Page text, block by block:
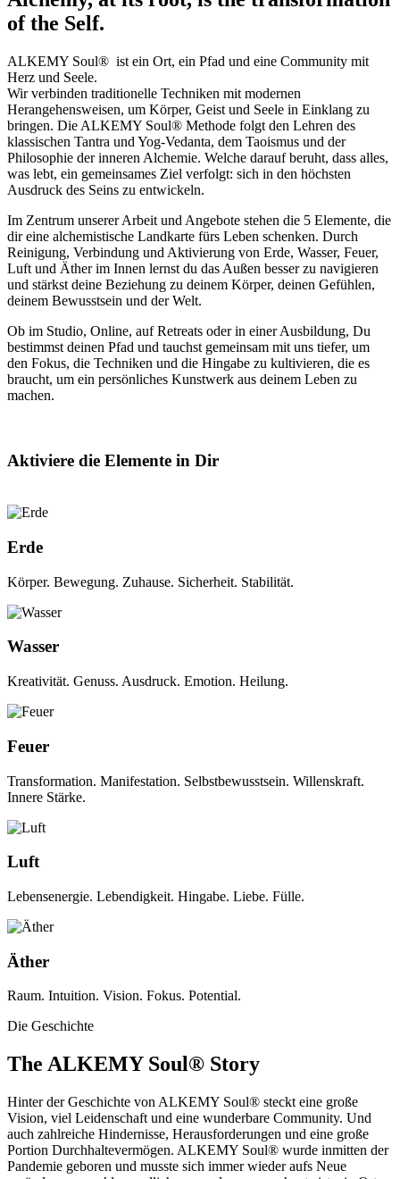
of the Self.
ALKEMY Soul® ist ein Ort, ein Pfad und eine Community mit
Herz und Seele.
Wir verbinden traditionelle Techniken mit modernen
Herangehensweisen, um Körper, Geist und Seele in Einklang zu
bringen. Die ALKEMY Soul® Methode folgt den Lehren des
klassischen Tantra und Yog-Vedanta, dem Taoismus und der
Philosophie der inneren Alchemie. Welche darauf beruht, dass alles,
was lebt, ein gemeinsames Ziel verfolgt: sich in den höchsten
Ausdruck des Seins zu entwickeln.
Im Zentrum unserer Arbeit und Angebote stehen die 5 Elemente, die
dir eine alchemistische Landkarte fürs Leben schenken. Durch
Reinigung, Verbindung und Aktivierung von Erde, Wasser, Feuer,
Luft und Äther im Innen lernst du das Außen besser zu navigieren
und stärkst deine Beziehung zu deinem Körper, deinen Gefühlen,
deinem Bewusstsein und der Welt.
Ob im Studio, Online, auf Retreats oder in einer Ausbildung, Du
bestimmst deinen Pfad und tauchst gemeinsam mit uns tiefer, um
den Fokus, die Techniken und die Hingabe zu kultivieren, die es
braucht, um ein persönliches Kunstwerk aus deinem Leben zu
machen.
Aktiviere die Elemente in Dir
Erde
Körper. Bewegung. Zuhause. Sicherheit. Stabilität.
Wasser
Kreativität. Genuss. Ausdruck. Emotion. Heilung.
Feuer
Transformation. Manifestation. Selbstbewusstsein. Willenskraft.
Innere Stärke.
Luft
Lebensenergie. Lebendigkeit. Hingabe. Liebe. Fülle.
Äther
Raum. Intuition. Vision. Fokus. Potential.
Die Geschichte
The ALKEMY Soul® Story
Hinter der Geschichte von ALKEMY Soul® steckt eine große
Vision, viel Leidenschaft und eine wunderbare Community. Und
auch zahlreiche Hindernisse, Herausforderungen und eine große
Portion Durchhaltevermögen. ALKEMY Soul® wurde inmitten der
Pandemie geboren und musste sich immer wieder aufs Neue